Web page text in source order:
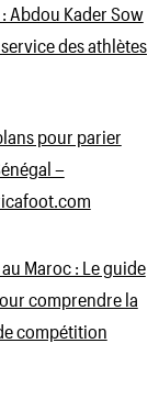
Abdou Kader Sow
des athlètes
pour parier
–
Maroc : Le guide
comprendre la
compétition